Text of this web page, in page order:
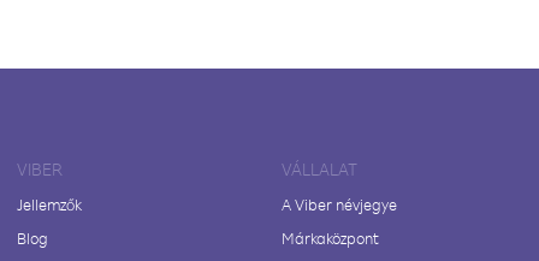
VIBER
Jellemzők
Blog
VÁLLALAT
A Viber névjegye
Márkaközpont